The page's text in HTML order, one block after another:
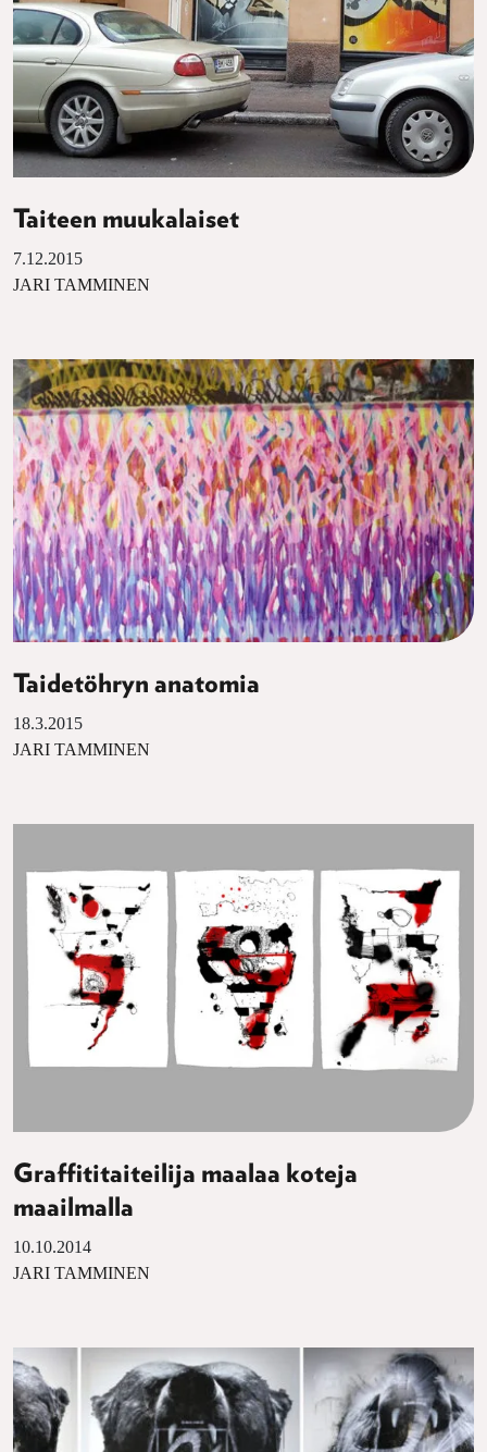
Taiteen muukalaiset
7.12.2015
JARI TAMMINEN
Taidetöhryn anatomia
18.3.2015
JARI TAMMINEN
Graffititaiteilija maalaa koteja
maailmalla
10.10.2014
JARI TAMMINEN